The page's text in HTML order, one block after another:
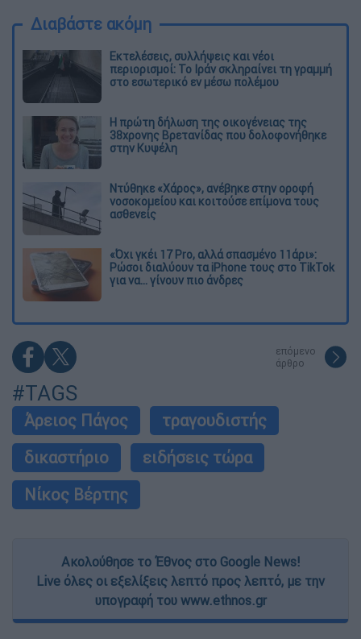
Διαβάστε ακόμη
Εκτελέσεις, συλλήψεις και νέοι
περιορισμοί: Το Ιράν σκληραίνει τη γραμμή
στο εσωτερικό εν μέσω πολέμου
Η πρώτη δήλωση της οικογένειας της
38χρονης Βρετανίδας που δολοφονήθηκε
στην Κυψέλη
Ντύθηκε «Χάρος», ανέβηκε στην οροφή
νοσοκομείου και κοιτούσε επίμονα τους
ασθενείς
«Όχι γκέι 17 Pro, αλλά σπασμένο 11άρι»:
Ρώσοι διαλύουν τα iPhone τους στο TikTok
για να... γίνουν πιο άνδρες
επόμενο
άρθρο
#TAGS
Άρειος Πάγος
τραγουδιστής
δικαστήριο
ειδήσεις τώρα
Νίκος Βέρτης
Ακολούθησε το Έθνος στο Google News!
Live όλες οι εξελίξεις λεπτό προς λεπτό, με την
υπογραφή του www.ethnos.gr